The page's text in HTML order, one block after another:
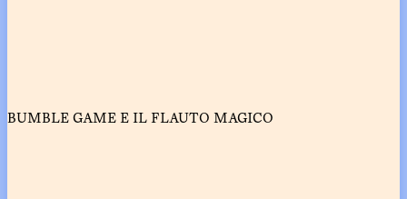
BUMBLE GAME E IL FLAUTO MAGICO